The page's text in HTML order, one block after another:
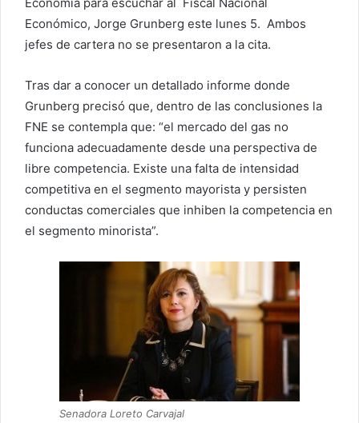
Económico, Jorge Grunberg este lunes 5. Ambos
jefes de cartera no se presentaron a la cita.
Tras dar a conocer un detallado informe donde
Grunberg precisó que, dentro de las conclusiones la
FNE se contempla que: “el mercado del gas no
funciona adecuadamente desde una perspectiva de
libre competencia. Existe una falta de intensidad
competitiva en el segmento mayorista y persisten
conductas comerciales que inhiben la competencia en
el segmento minorista”.
Senadora Loreto Carvajal